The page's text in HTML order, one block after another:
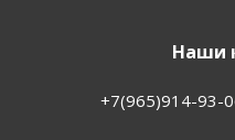
Наши
+7(965)914-93-